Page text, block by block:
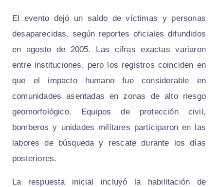
El evento dejó un saldo de víctimas y personas
desaparecidas, según reportes oficiales difundidos
en agosto de 2005. Las cifras exactas variaron
entre instituciones, pero los registros coinciden en
que el impacto humano fue considerable en
comunidades asentadas en zonas de alto riesgo
geomorfológico. Equipos de protección civil,
bomberos y unidades militares participaron en las
labores de búsqueda y rescate durante los días
posteriores.
La respuesta inicial incluyó la habilitación de